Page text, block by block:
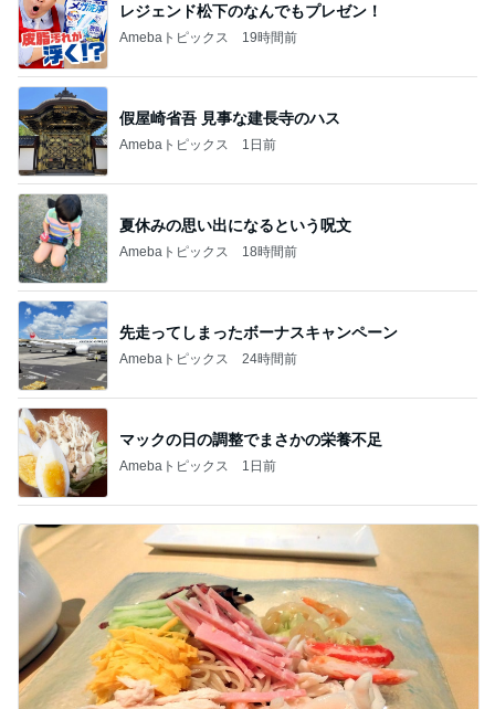
レジェンド松下のなんでもプレゼン！
Amebaトピックス 19時間前
假屋崎省吾 見事な建長寺のハス
Amebaトピックス 1日前
夏休みの思い出になるという呪文
Amebaトピックス 18時間前
先走ってしまったボーナスキャンペーン
Amebaトピックス 24時間前
マックの日の調整でまさかの栄養不足
Amebaトピックス 1日前